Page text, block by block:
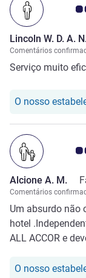
Nota
Lincoln W. D. A.
Comentários
Serviço muito
O nosso
Nota
Alcione A. M.
Comentários
Um absurdo não
hotel
ALL ACCOR e
O nosso